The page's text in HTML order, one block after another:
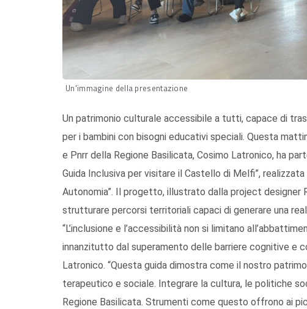
Un'immagine della presentazione
Un patrimonio culturale accessibile a tutti, capace di
per i bambini con bisogni educativi speciali. Questa
e Pnrr della Regione Basilicata, Cosimo Latronico, ha
Guida Inclusiva per visitare il Castello di Melfi”,
Autonomia”. Il progetto, illustrato dalla project designer
strutturare percorsi territoriali capaci di generare una
“L’inclusione e l’accessibilità non si limitano
innanzitutto dal superamento delle barriere cognitive e
Latronico. “Questa guida dimostra come il nostro
terapeutico e sociale. Integrare la cultura, le politiche
Regione Basilicata. Strumenti come questo offrono ai